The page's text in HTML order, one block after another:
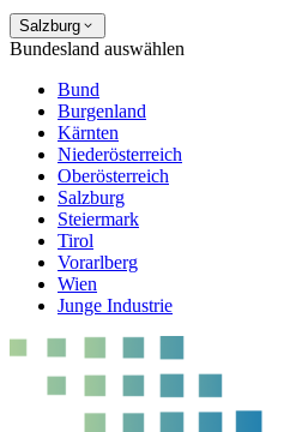
Salzburg
Bundesland auswählen
Bund
Burgenland
Kärnten
Niederösterreich
Oberösterreich
Salzburg
Steiermark
Tirol
Vorarlberg
Wien
Junge Industrie